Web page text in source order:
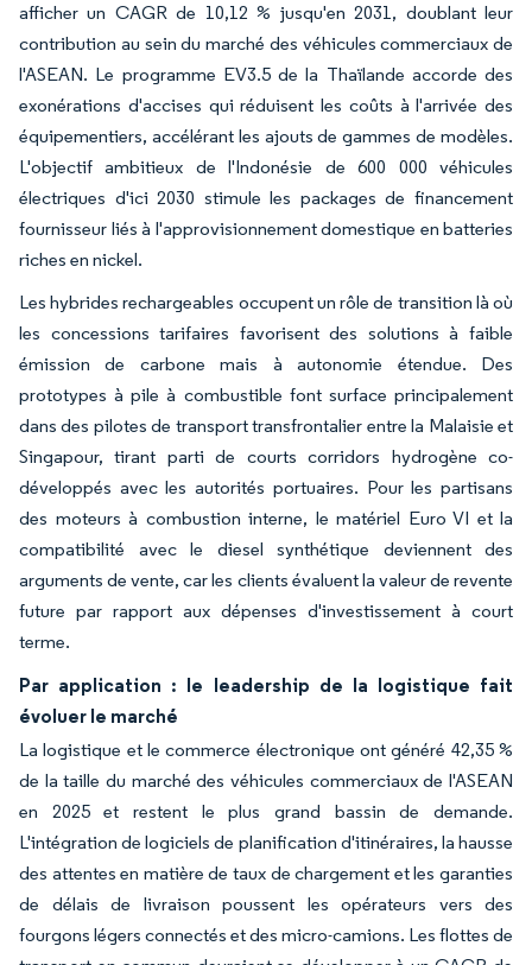
afficher un CAGR de 10,12 % jusqu'en 2031, doublant leur
contribution au sein du marché des véhicules commerciaux de
l'ASEAN. Le programme EV3.5 de la Thaïlande accorde des
exonérations d'accises qui réduisent les coûts à l'arrivée des
équipementiers, accélérant les ajouts de gammes de modèles.
L'objectif ambitieux de l'Indonésie de 600 000 véhicules
électriques d'ici 2030 stimule les packages de financement
fournisseur liés à l'approvisionnement domestique en batteries
riches en nickel.
Les hybrides rechargeables occupent un rôle de transition là où
les concessions tarifaires favorisent des solutions à faible
émission de carbone mais à autonomie étendue. Des
prototypes à pile à combustible font surface principalement
dans des pilotes de transport transfrontalier entre la Malaisie et
Singapour, tirant parti de courts corridors hydrogène co-
développés avec les autorités portuaires. Pour les partisans
des moteurs à combustion interne, le matériel Euro VI et la
compatibilité avec le diesel synthétique deviennent des
arguments de vente, car les clients évaluent la valeur de revente
future par rapport aux dépenses d'investissement à court
terme.
Par application : le leadership de la logistique fait
évoluer le marché
La logistique et le commerce électronique ont généré 42,35 %
de la taille du marché des véhicules commerciaux de l'ASEAN
en 2025 et restent le plus grand bassin de demande.
L'intégration de logiciels de planification d'itinéraires, la hausse
des attentes en matière de taux de chargement et les garanties
de délais de livraison poussent les opérateurs vers des
fourgons légers connectés et des micro-camions. Les flottes de